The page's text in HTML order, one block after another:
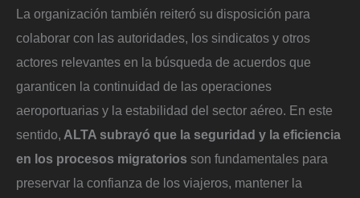
La organización también reiteró su disposición para
colaborar con las autoridades, los sindicatos y otros
actores relevantes en la búsqueda de acuerdos que
garanticen la continuidad de las operaciones
aeroportuarias y la estabilidad del sector aéreo. En este
sentido, ALTA subrayó que la seguridad y la eficiencia
en los procesos migratorios son fundamentales para
preservar la confianza de los viajeros, mantener la